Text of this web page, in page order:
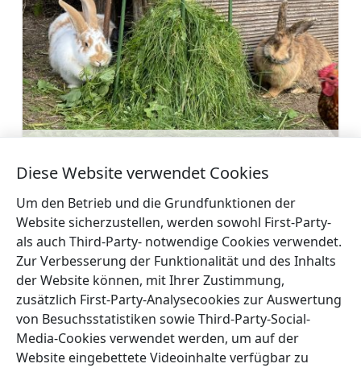
← Der Naturpfad
entlang des Flusses
Roja
Kaļķupe-Flusstal und
Puiškalns-Hügel
Diese Website verwendet Cookies
Um den Betrieb und die Grundfunktionen der
Website sicherzustellen, werden sowohl First-Party-
als auch Third-Party- notwendige Cookies verwendet.
Zur Verbesserung der Funktionalität und des Inhalts
der Website können, mit Ihrer Zustimmung,
zusätzlich First-Party-Analysecookies zur Auswertung
von Besuchsstatistiken sowie Third-Party-Social-
Media-Cookies verwendet werden, um auf der
Website eingebettete Videoinhalte verfügbar zu